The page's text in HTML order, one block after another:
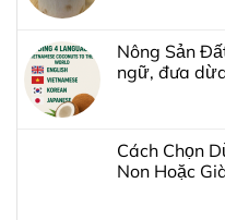
Nông Sản
ngữ, đưa
Cách Chọn
Non Hoặc